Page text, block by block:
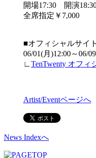
開場17:30 開演
全席指定￥7,000
■オフィシャルサイ
06/01(月)12:00～06/
∟ TenTwenty オフィ
Artist/Eventページへ
News Indexへ